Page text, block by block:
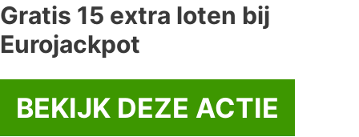
Gratis 15 extra loten bij
Eurojackpot
BEKIJK DEZE ACTIE